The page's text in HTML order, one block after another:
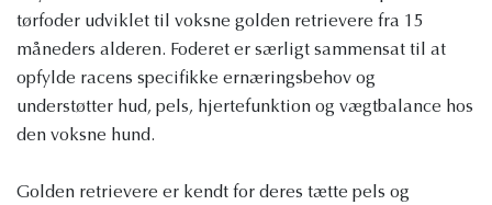
tørfoder udviklet til voksne golden retrievere fra 15
måneders alderen. Foderet er særligt sammensat til at
opfylde racens specifikke ernæringsbehov og
understøtter hud, pels, hjertefunktion og vægtbalance hos
den voksne hund.
Golden retrievere er kendt for deres tætte pels og